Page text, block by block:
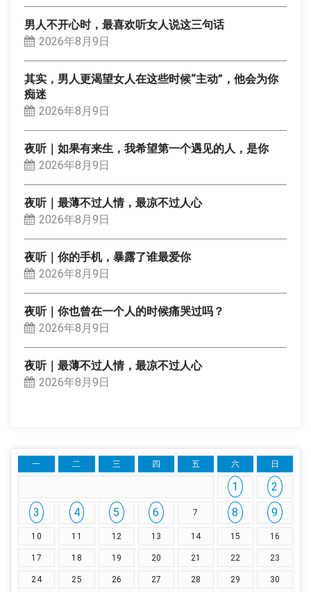
男人不开心时，最喜欢听女人说这三句话
2026年8月9日
其实，男人更渴望女人在这些时候“主动”，他会为你
痴迷
2026年8月9日
夜听｜如果有来生，我希望第一个遇见的人，是你
2026年8月9日
夜听｜最薄不过人情，最凉不过人心
2026年8月9日
夜听｜你的手机，暴露了谁最爱你
2026年8月9日
夜听｜你也曾在一个人的时候痛哭过吗？
2026年8月9日
夜听｜最薄不过人情，最凉不过人心
2026年8月9日
一 二 三 四 五 六 日
1
2
3
4 5 6 7 8 9
10 11 12 13 14 15 16
17 18 19 20 21 22 23
24 25 26 27 28 29 30